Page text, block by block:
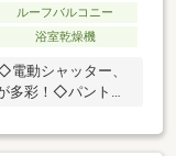
ルーフバルコニー
浴室乾燥機
動シャッター、
多彩！◇パントリ
！